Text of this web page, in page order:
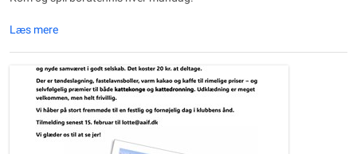
Læs mere